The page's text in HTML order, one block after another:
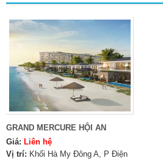
GRAND MERCURE HỘI AN
Giá: Liên hệ
Vị trí: Khối Hà My Đông A, P Điện